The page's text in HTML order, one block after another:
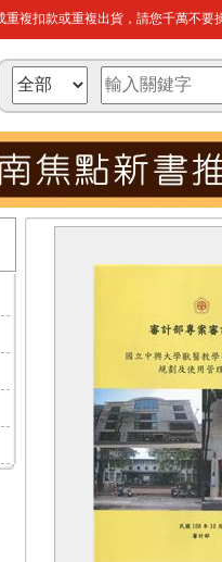
複扣款或重複出貨，請您千萬不要